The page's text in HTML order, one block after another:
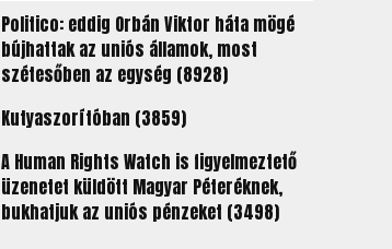
Politico: eddig Orbán Viktor háta mögé
bújhattak az uniós államok, most
szétesőben az egység (8928)
Kutyaszorítóban (3859)
A Human Rights Watch is figyelmeztető
üzenetet küldött Magyar Péteréknek,
bukhatjuk az uniós pénzeket (3498)